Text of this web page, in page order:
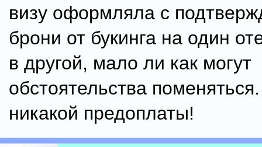
визу оформляла с
брони от букинга на один
в другой, мало ли как могут
обстоятельства
никакой предоплаты!